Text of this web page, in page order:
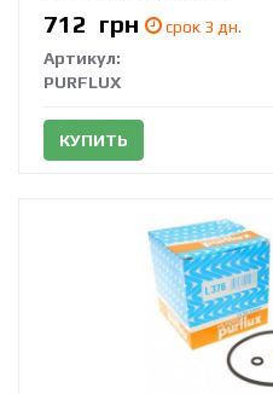
712 грн
срок 3 дн.
Артикул:
PURFLUX
КУПИТЬ